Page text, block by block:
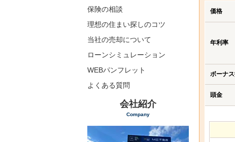
価格
年利率
ボーナ
頭金
保険の相談
理想の住まい探しのコツ
当社の売却について
ローンシミュレーション
WEBパンフレット
よくある質問
会社紹介
Company